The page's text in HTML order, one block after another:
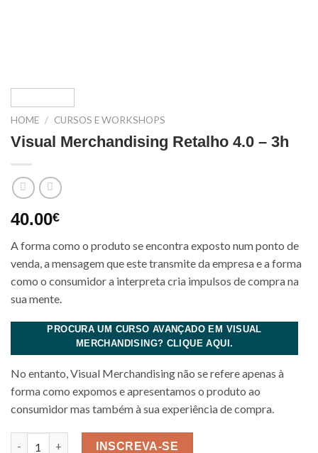
HOME / CURSOS E WORKSHOPS
Visual Merchandising Retalho 4.0 – 3h
40.00€
A forma como o produto se encontra exposto num ponto de
venda, a mensagem que este transmite da empresa e a forma
como o consumidor a interpreta cria impulsos de compra na
sua mente.
PROCURA UM CURSO AVANÇADO EM VISUAL
MERCHANDISING? CLIQUE AQUI.
No entanto, Visual Merchandising não se refere apenas à
forma como expomos e apresentamos o produto ao
consumidor mas também à sua experiência de compra.
Visual Merchandising Retalho 4.0 - 3h quantity
INSCREVA-SE